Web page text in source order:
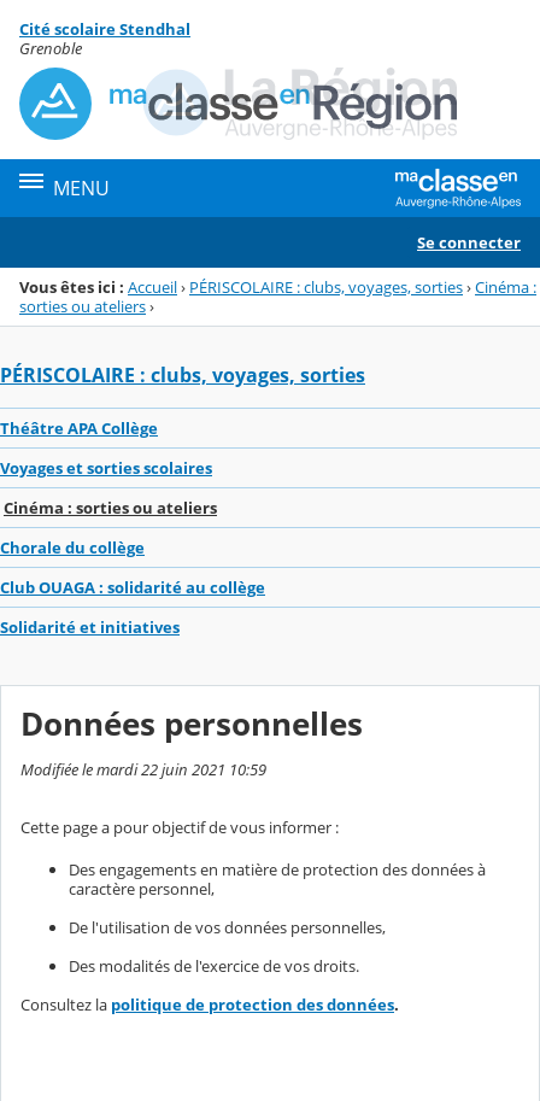
Menu de la rubrique
Contenu
Cité scolaire Stendhal
Grenoble
MENU
Se connecter
Vous êtes ici : Accueil› PÉRISCOLAIRE : clubs, voyages, sorties›Cinéma :
sorties ou ateliers›
PÉRISCOLAIRE : clubs, voyages, sorties
Théâtre APA Collège
Voyages et sorties scolaires
Cinéma : sorties ou ateliers
Chorale du collège
Club OUAGA : solidarité au collège
Solidarité et initiatives
Données personnelles
Modifiée le mardi 22 juin 2021 10:59
Cette page a pour objectif de vous informer :
Des engagements en matière de protection des données à
caractère personnel,
De l'utilisation de vos données personnelles,
Des modalités de l'exercice de vos droits.
Consultez la politique de protection des données.